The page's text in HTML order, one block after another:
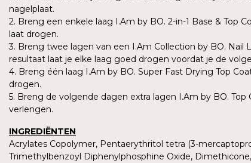
nagelplaat.
2. Breng een enkele laag I.Am by BO. 2-in-1 Base & Top
laat drogen.
3. Breng twee lagen van een I.Am Collection by BO. Nail
resultaat laat je elke laag goed drogen voordat je de
4. Breng één laag I.Am by BO. Super Fast Drying Top
drogen.
5. Breng de volgende dagen extra lagen I.Am by BO.
verlengen.
INGREDIËNTEN
Acrylates Copolymer, Pentaerythritol tetra (3-
Trimethylbenzoyl Diphenylphosphine Oxide, Dimethicone,